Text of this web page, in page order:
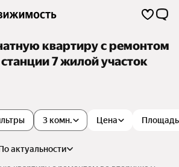
квартиру с ремонтом
7 жилой участок
3 комн. Цена Площадь
по актуальности